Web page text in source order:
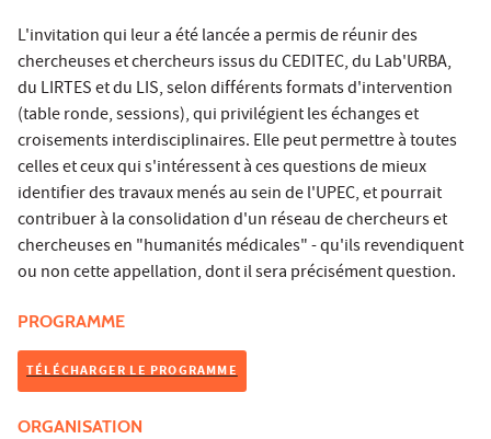
L'invitation qui leur a été lancée a permis de réunir des
chercheuses et chercheurs issus du CEDITEC, du Lab'URBA,
du LIRTES et du LIS, selon différents formats d'intervention
(table ronde, sessions), qui privilégient les échanges et
croisements interdisciplinaires. Elle peut permettre à toutes
celles et ceux qui s'intéressent à ces questions de mieux
identifier des travaux menés au sein de l'UPEC, et pourrait
contribuer à la consolidation d'un réseau de chercheurs et
chercheuses en "humanités médicales" - qu'ils revendiquent
ou non cette appellation, dont il sera précisément question.
PROGRAMME
TÉLÉCHARGER LE PROGRAMME
ORGANISATION